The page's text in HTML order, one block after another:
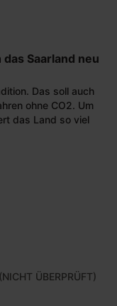
Saarland neu
Das soll auch
ohne CO2. Um
das Land so viel
ÜBERPRÜFT)